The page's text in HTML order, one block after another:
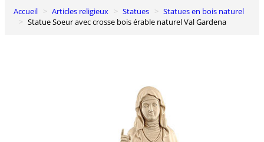
0
Panier
Accueil Articles religieux Statues
Statues en bois naturel
Statue Soeur avec crosse bois érable naturel Val Gardena